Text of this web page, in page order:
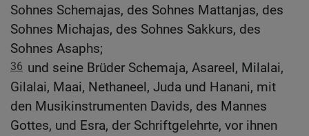
Sohnes Schemajas, des Sohnes Mattanjas, des
Sohnes Michajas, des Sohnes Sakkurs, des
Sohnes Asaphs;
36 und seine Brüder Schemaja, Asareel, Milalai,
Gilalai, Maai, Nethaneel, Juda und Hanani, mit
den Musikinstrumenten Davids, des Mannes
Gottes, und Esra, der Schriftgelehrte, vor ihnen